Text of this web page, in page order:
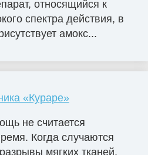
относящийся к
спектра действия, в
амокс...
«Кураре»
не считается
Когда случаются
мягких тканей,